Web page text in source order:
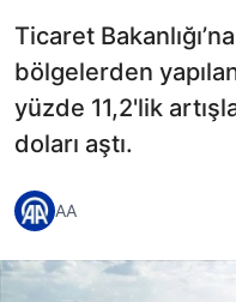
Ticaret
bölgelerden
yüzde 11,2'lik
doları aştı.
AA